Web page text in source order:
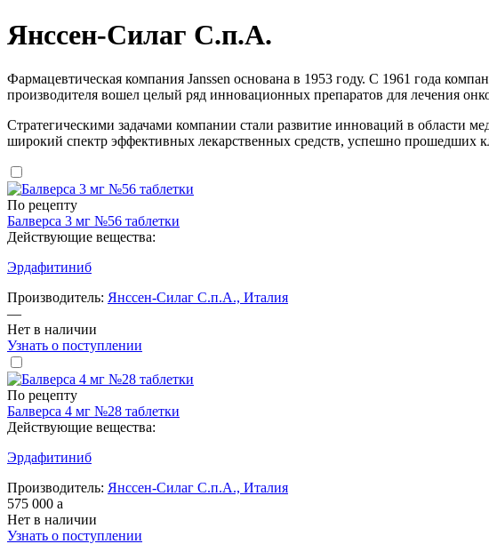
Янссен-Силаг С.п.А.
Фармацевтическая компания Janssen основана в 1953 году. С 1961 года
производителя вошел целый ряд инновационных препаратов для лечения
Стратегическими задачами компании стали развитие инноваций в области
широкий спектр эффективных лекарственных средств, успешно прошедших
По рецепту
Балверса 3 мг №56 таблетки
Действующие вещества:
Эрдафитиниб
Производитель: Янссен-Силаг С.п.А., Италия
—
Нет в наличии
Узнать о поступлении
По рецепту
Балверса 4 мг №28 таблетки
Действующие вещества:
Эрдафитиниб
Производитель: Янссен-Силаг С.п.А., Италия
575 000 a
Нет в наличии
Узнать о поступлении